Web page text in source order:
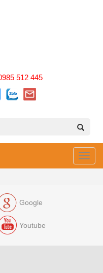
512 445
Google
Youtube